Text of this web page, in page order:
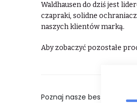
Waldhausen do dziś jest
czapraki, solidne
naszych klientów marką.
Aby zobaczyć pozostałe
Poznaj nasze bestsellery: